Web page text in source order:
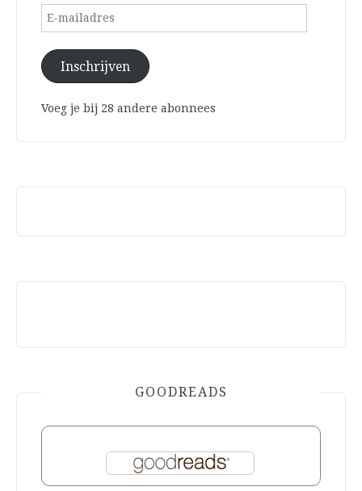
E-
Inschrijven
Voeg je bij 28 andere abonnees
GOODREADS